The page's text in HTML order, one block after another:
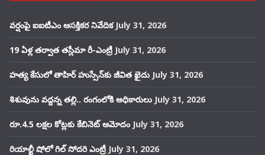
వర్షంపై ఐఐటీఎం ఆసక్తికర నివేదిక July 31, 2026
19 ఏళ్ల తర్వాత తస్లీమా రీ-ఎంట్రీ July 31, 2026
హత్య కేసులో తాహిర్ హుస్సేన్‌కు జీవిత ఖైదు July 31, 2026
శిశువును వద్దన్న తల్లి.. రంగంలోకి అధికారులు July 31, 2026
రూ.4.5 లక్షల కోట్లకు కేబినెట్ ఆమోదం July 31, 2026
రియాల్టీ షోలో గిల్ సోదరి ఎంట్రీ July 31, 2026